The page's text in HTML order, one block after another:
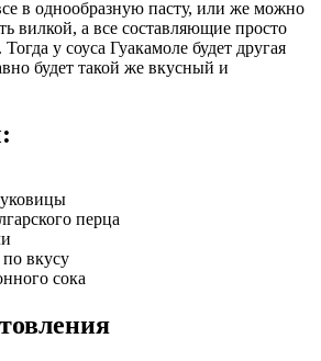
в однообразную пасту, или же можно
вилкой, а все составляющие просто
у соуса Гуакамоле будет другая
будет такой же вкусный и
перца
вкусу
сока